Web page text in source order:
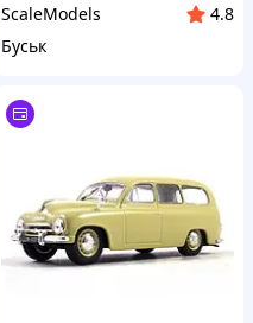
ScaleModels
4.8
Буськ